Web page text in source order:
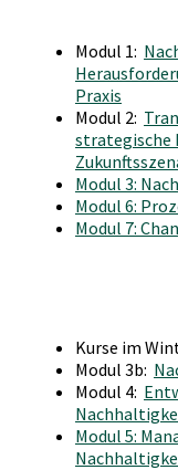
Modul 1:
Praxis
Modul 2:
strategische
Modul 3:
Modul 6:
Modul 7:
Kurse im
Modul 3b:
Modul 4:
Modul 5: